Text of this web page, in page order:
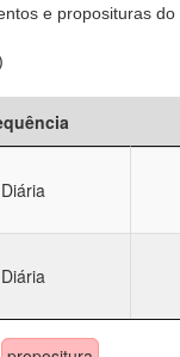
e proposituras do
Diária
Diária